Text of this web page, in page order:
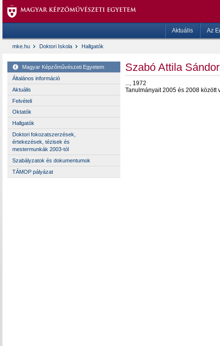
Aktuális Az
mke.hu Doktori Iskola Hallgatók
Magyar Képzőművészeti Egyetem
Általános információ
Aktuális
Felvételi
Oktatók
Hallgatók
Doktori fokozatszerzések,
értekezések, tézisek és
mestermunkák 2003-tól
Szabályzatok és dokumentumok
TÁMOP pályázat
Szabó Attila
..., 1972
Tanulmányait 2005 és 2008 között